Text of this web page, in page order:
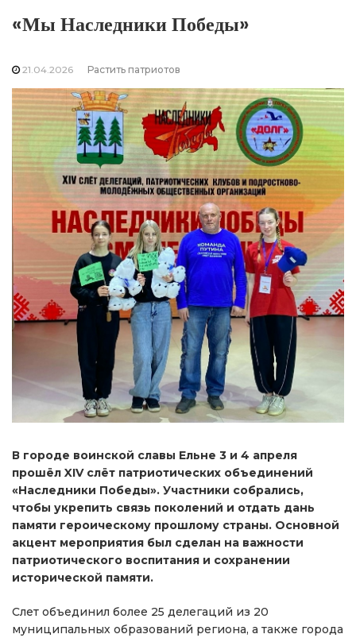
«Мы Наследники Победы»
21.04.2026 Растить патриотов
В городе воинской славы Ельне 3 и 4 апреля
прошёл XIV слёт патриотических объединений
«Наследники Победы». Участники собрались,
чтобы укрепить связь поколений и отдать дань
памяти героическому прошлому страны. Основной
акцент мероприятия был сделан на важности
патриотического воспитания и сохранении
исторической памяти.
Слет объединил более 25 делегаций из 20
муниципальных образований региона, а также города